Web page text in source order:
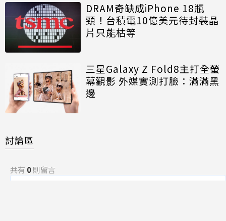
DRAM奇缺成iPhone 18瓶
頸！台積電10億美元待封裝晶
片只能枯等
三星Galaxy Z Fold8主打全螢
幕觀影 外媒實測打臉：滿滿黑
邊
討論區
共有 0則留言